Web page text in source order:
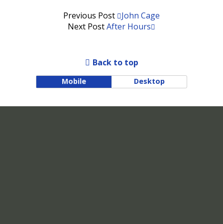
Previous Post
John Cage
Next PostAfter Hours
Back to top
Mobile Desktop